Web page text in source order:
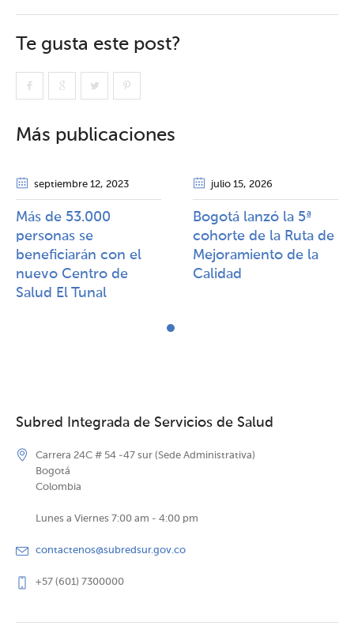
Te gusta este post?
Más publicaciones
septiembre 12, 2023
Más de 53.000
personas se
beneficiarán con el
nuevo Centro de
Salud El Tunal
julio 15, 2026
Bogotá lanzó la 5ª
cohorte de la Ruta de
Mejoramiento de la
Calidad​​
Subred Integrada de Servicios de Salud
Carrera 24C # 54 -47 sur (Sede Administrativa)
Bogotá
Colombia
Lunes a Viernes 7:00 am - 4:00 pm
contactenos@subredsur.gov.co
+57 (601) 7300000